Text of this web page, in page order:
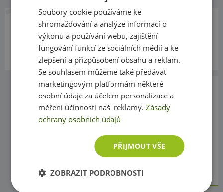
Bioperine® - extrakt z černého kořene
21. 5. 2020 v 23:21
Lukáš Reagovat
Dobrý den, je pro mne tento produkt vhodny,
pokud cvicim a snazim se shodit tuk ?
22. 5. 2020 v 07:22
Tereza Fitness007 Reagovat
Dobrý den, samozřejmě. Tento výrobek
přirozeně podporuje hladinu testosteronu, který
pokud cvičíte se vám opravdu hodí, protože má
vliv na tvorbu svalové hmoty, tím víc spálíte
energie a podporuje redukci tuku. Přeji pěkný
den, Tereza
Soubory cookie používáme ke
shromažďování a analýze informací o
výkonu a používání webu, zajištění
fungování funkcí ze sociálních médií a ke
zlepšení a přizpůsobení obsahu a reklam.
Se souhlasem můžeme také předávat
marketingovým platformám některé
osobní údaje za účelem personalizace a
měření účinnosti naší reklamy.Zásady
ochrany osobních údajů
PŘIJMOUT VŠE
ZOBRAZIT PODROBNOSTI